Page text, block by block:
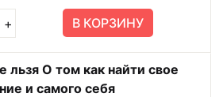
+ В КОРЗИНУ
льзя О том как найти свое
и самого себя